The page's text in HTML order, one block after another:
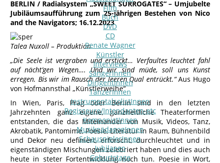
Film
Buch
DVD
CD
Renate Wagner
Künstler
Interviews
SängerInnen
DirigentInnen
TänzerInnen
InstrumentalsolistInnen
Regisseure/Intendanten-etc
KomponistInnen
MusikpädagogInnen
SchauspielerInnen
Jubilaeen
Geburtstage
BERLIN / Radialsystem „SWEET SURROGATES“ – Umjubelte
Jubiläumsaufführung zum 25-jährigen Bestehen von Nico
and the Navigators; 16.12.2023
Talea Nuxoll – Produktion
„Die Seele ist vergraben und erstickt… Verfaultes leuchtet fahl
auf nächt’gen Wegen…. Und wir sind müde, soll uns Kunst
erregen. Bis wir im Rausch der leeren Qual entrückt.“Aus Hugo
von Hofmannsthal „Künstlerweihe“
In Wien, Paris, Prag oder Berlin sind in den letzten
Jahrzehnten ganz eigene, ganzheitliche Theaterformen
entstanden, die das Miteinander von Musik, Videos, Tanz,
Akrobatik, Pantomime, Poesie, Literatur in Raum, Bühnenbild
und Dekor neu definiert, erforscht, durchleuchtet und in
eigenständigen Mischungen zelebriert haben und dies auch
heute in steter Fortentwicklung noch tun. Poesie in Wort,